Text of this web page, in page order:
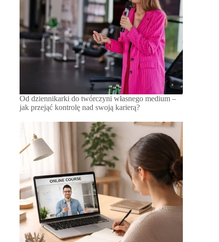
Od dziennikarki do twórczyni własnego medium –
jak przejąć kontrolę nad swoją karierą?